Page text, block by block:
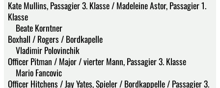
Kate Mullins, Passagier 3. Klasse / Madeleine Astor, Passagier 1.
Klasse
Beate Korntner
Boxhall / Rogers / Bordkapelle
Vladimir Polovinchik
Officer Pitman / Major / vierter Mann, Passagier 3. Klasse
Mario Fancovic
Officer Hitchens / Jay Yates, Spieler / Bordkappelle / Passagier 3.